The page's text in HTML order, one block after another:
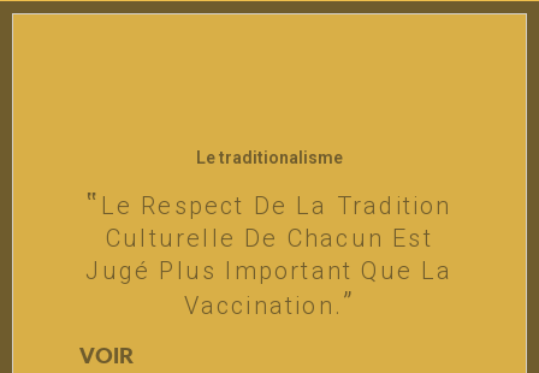
Le traditionalisme
Le Respect De La Tradition
Culturelle De Chacun Est
Jugé Plus Important Que La
Vaccination.
VOIR